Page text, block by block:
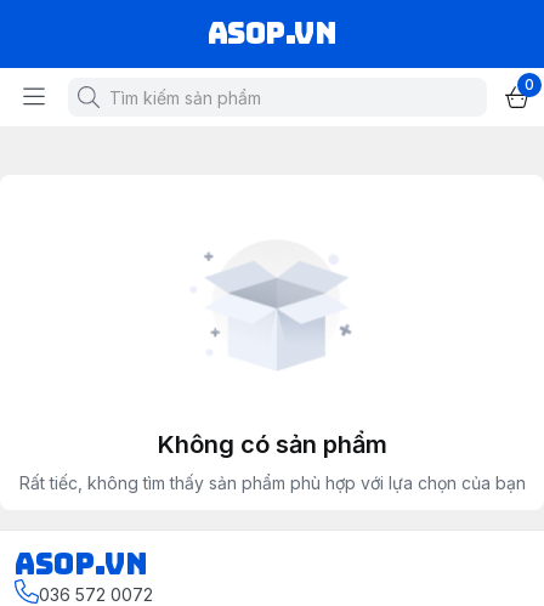
asop.vn
0
Không có sản phẩm
Rất tiếc, không tìm thấy sản phẩm phù hợp với lựa chọn của bạn
asop.vn
036 572 0072